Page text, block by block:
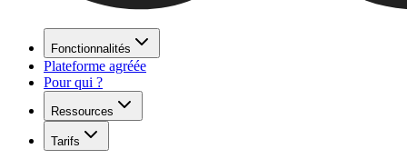
Fonctionnalités
Plateforme agréée
Pour qui ?
Ressources
Tarifs